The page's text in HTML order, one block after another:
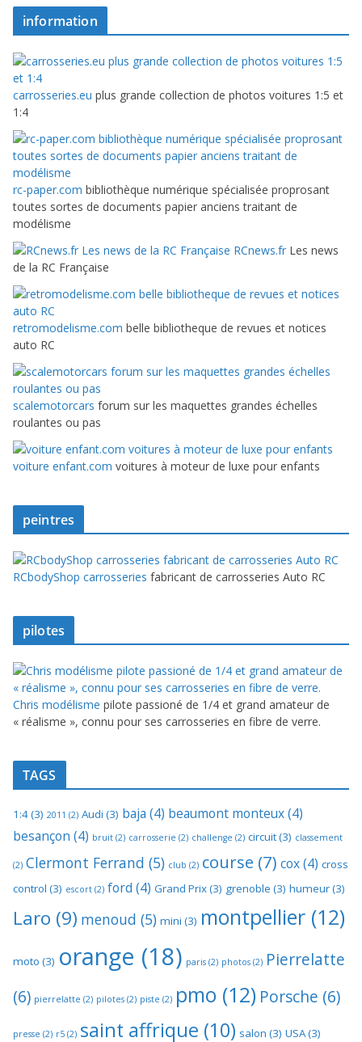
information
carrosseries.eu plus grande collection de photos voitures 1:5 et
1:4
rc-paper.com bibliothèque numérique spécialisée proprosant
toutes sortes de documents papier anciens traitant de
modélisme
RCnews.fr Les news
de la RC Française
retromodelisme.com belle bibliotheque de revues et notices
auto RC
scalemotorcars forum sur les maquettes grandes échelles
roulantes ou pas
voiture enfant.com voitures à moteur de luxe pour enfants
peintres
RCbodyShop carrosseries fabricant de carrosseries Auto RC
pilotes
Chris modélisme pilote passioné de 1/4 et grand amateur de
« réalisme », connu pour ses carrosseries en fibre de verre.
TAGS
1:4(3) 2011 (2) Audi (3) baja (4) beaumont monteux(4)
besançon (4) bruit (2) carrosserie (2) challenge (2) circuit(3) classement
(2) Clermont Ferrand (5) club (2) course (7) cox(4) cross
control (3) escort (2) ford (4) Grand Prix(3) grenoble (3) humeur(3)
Laro (9) menoud (5) mini (3) montpellier (12)
moto (3) orange (18) paris (2) photos (2) Pierrelatte
(6) pierrelatte (2) pilotes (2) piste (2) pmo (12) Porsche (6)
presse (2) r5 (2) saint affrique (10) salon (3) USA(3)